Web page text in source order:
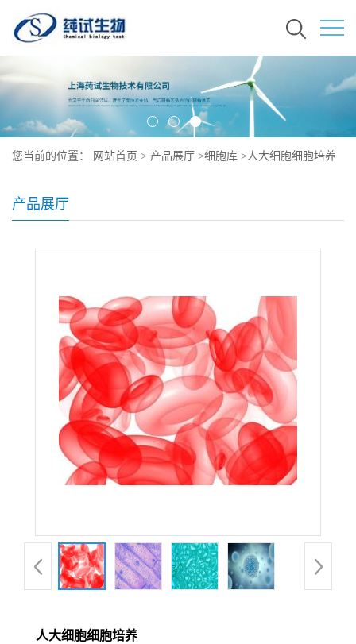
您当前的位置： 网站首页 > 产品展厅 >细胞库 >人大细胞细胞培养
产品展厅
人大细胞细胞培养